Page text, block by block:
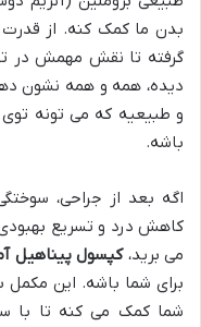
بدن ما کمک کنه. از
گرفته تا نقش مهمش در
دیده، همه و همه نشون
و طبیعیه که می تونه توی
باشه.
اگه بعد از جراحی،
کاهش درد و تسریع بهبودی
می برید،کپسول پیناهیل
برای شما باشه. این
شما کمک می کنه تا با